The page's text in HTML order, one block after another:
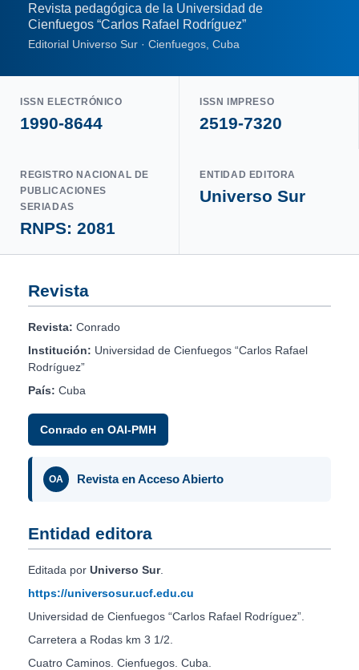
Revista pedagógica de la Universidad de
Cienfuegos “Carlos Rafael Rodríguez”
Editorial Universo Sur · Cienfuegos, Cuba
ISSN ELECTRÓNICO
1990-8644
ISSN IMPRESO
2519-7320
REGISTRO NACIONAL DE
PUBLICACIONES
SERIADAS
RNPS: 2081
ENTIDAD EDITORA
Universo Sur
Revista
Revista: Conrado
Institución: Universidad de Cienfuegos “Carlos Rafael
Rodríguez”
País: Cuba
Conrado en OAI-PMH
OA Revista en Acceso Abierto
Entidad editora
Editada por Universo Sur.
https://universosur.ucf.edu.cu
Universidad de Cienfuegos “Carlos Rafael Rodríguez”.
Carretera a Rodas km 3 1/2.
Cuatro Caminos. Cienfuegos. Cuba.